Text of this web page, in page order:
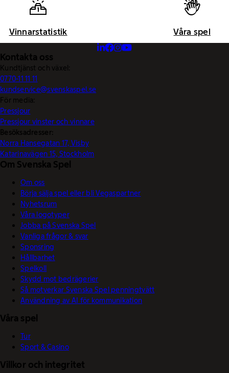
Vinnarstatistik Våra spel
Kontakta oss
Kundtjänst och växel:
0770-11 11 11
kundservice@svenskaspel.se
För media:
Pressjour
Pressjour vinster och vinnare
Besöksadresser:
Norra Hansegatan 17, Visby
Katarinavägen 15, Stockholm
Om Svenska Spel
Om oss
Börja sälja spel eller bli Vegaspartner
Nyhetsrum
Våra logotyper
Jobba på Svenska Spel
Vanliga frågor & svar
Sponsring
Hållbarhet
Spelkoll
Skydd mot bedrägerier
Så motverkar Svenska Spel penningtvätt
Användning av AI för kommunikation
Våra spel
Tur
Sport & Casino
Villkor och integritet